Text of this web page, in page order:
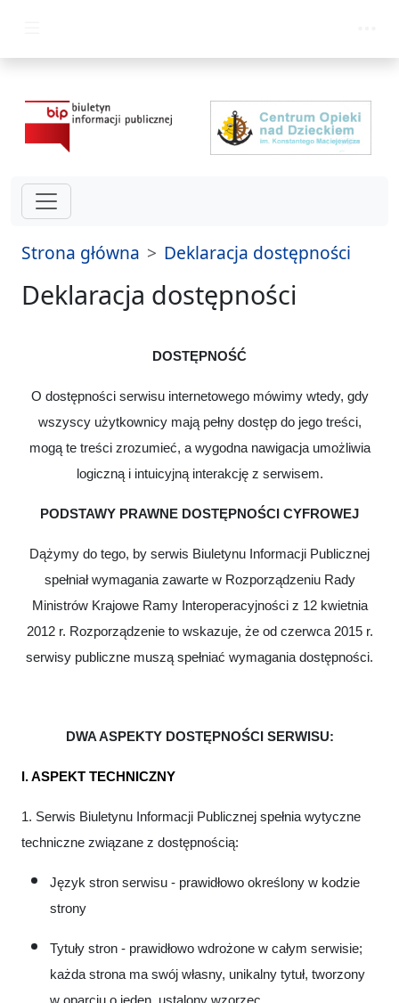
Strona główna Deklaracja dostępności
Deklaracja dostępności
DOSTĘPNOŚĆ
O dostępności serwisu internetowego mówimy wtedy, gdy
wszyscy użytkownicy mają pełny dostęp do jego treści,
mogą te treści zrozumieć, a wygodna nawigacja umożliwia
logiczną i intuicyjną interakcję z serwisem.
PODSTAWY PRAWNE DOSTĘPNOŚCI CYFROWEJ
Dążymy do tego, by serwis Biuletynu Informacji Publicznej
spełniał wymagania zawarte w Rozporządzeniu Rady
Ministrów Krajowe Ramy Interoperacyjności z 12 kwietnia
2012 r. Rozporządzenie to wskazuje, że od czerwca 2015 r.
serwisy publiczne musząspełniać wymagania dostępności.
DWA ASPEKTY DOSTĘPNOŚCI SERWISU:
I. ASPEKT TECHNICZNY
1. Serwis Biuletynu Informacji Publicznej spełnia wytyczne
techniczne związane z dostępnością:
Język stron serwisu - prawidłowo określony w kodzie
strony
Tytuły stron - prawidłowo wdrożone w całym serwisie;
każda strona ma swój własny, unikalny tytuł, tworzony